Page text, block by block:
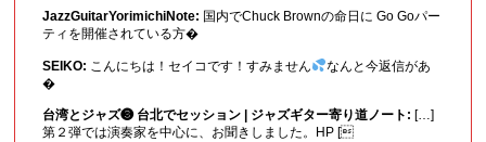
JazzGuitarYorimichiNote: 国内でChuck Brownの命日に Go Goパー
ティを開催されている方�
SEIKO: こんにちは！セイコです！すみません
なんと今返信があ
�
台湾とジャズ❸ 台北でセッション | ジャズギター寄り道ノート: […]
第２弾では演奏家を中心に、お聞きしました。HP [